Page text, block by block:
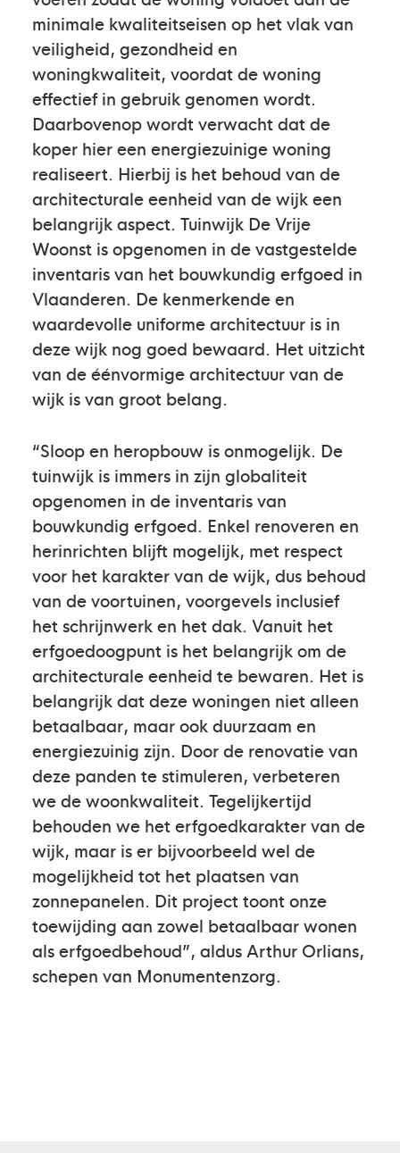
minimale kwaliteitseisen op het vlak van
veiligheid, gezondheid en
woningkwaliteit, voordat de woning
effectief in gebruik genomen wordt.
Daarbovenop wordt verwacht dat de
koper hier een energiezuinige woning
realiseert. Hierbij is het behoud van de
architecturale eenheid van de wijk een
belangrijk aspect. Tuinwijk De Vrije
Woonst is opgenomen in de vastgestelde
inventaris van het bouwkundig erfgoed in
Vlaanderen. De kenmerkende en
waardevolle uniforme architectuur is in
deze wijk nog goed bewaard. Het uitzicht
van de éénvormige architectuur van de
wijk is van groot belang.
“Sloop en heropbouw is onmogelijk. De
tuinwijk is immers in zijn globaliteit
opgenomen in de inventaris van
bouwkundig erfgoed. Enkel renoveren en
herinrichten blijft mogelijk, met respect
voor het karakter van de wijk, dus behoud
van de voortuinen, voorgevels inclusief
het schrijnwerk en het dak. Vanuit het
erfgoedoogpunt is het belangrijk om de
architecturale eenheid te bewaren. Het is
belangrijk dat deze woningen niet alleen
betaalbaar, maar ook duurzaam en
energiezuinig zijn. Door de renovatie van
deze panden te stimuleren, verbeteren
we de woonkwaliteit. Tegelijkertijd
behouden we het erfgoedkarakter van de
wijk, maar is er bijvoorbeeld wel de
mogelijkheid tot het plaatsen van
zonnepanelen. Dit project toont onze
toewijding aan zowel betaalbaar wonen
als erfgoedbehoud”, aldus Arthur Orlians,
schepen van Monumentenzorg.